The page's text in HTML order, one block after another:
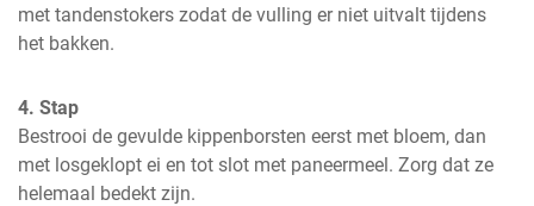
met tandenstokers zodat de vulling er niet uitvalt tijdens
het bakken.
4. Stap
Bestrooi de gevulde kippenborsten eerst met bloem, dan
met losgeklopt ei en tot slot met paneermeel. Zorg dat ze
helemaal bedekt zijn.